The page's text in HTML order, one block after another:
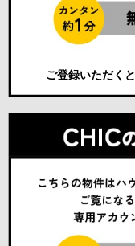
ご登録いただくと